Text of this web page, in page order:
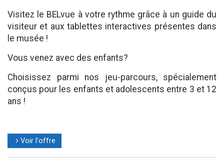
Visitez le BELvue à votre rythme grâce à un guide du
visiteur et aux tablettes interactives présentes dans
le musée !
Vous venez avec des enfants?
Choisissez parmi nos jeu-parcours, spécialement
conçus pour les enfants et adolescents entre 3 et 12
ans !
l Voir l'offre